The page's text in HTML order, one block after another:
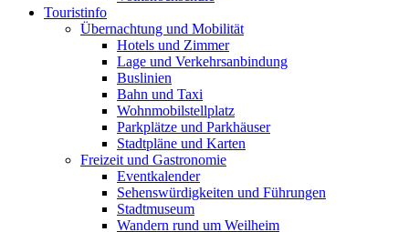
Touristinfo
Übernachtung und Mobilität
Hotels und Zimmer
Lage und Verkehrsanbindung
Buslinien
Bahn und Taxi
Wohnmobilstellplatz
Parkplätze und Parkhäuser
Stadtpläne und Karten
Freizeit und Gastronomie
Eventkalender
Sehenswürdigkeiten und Führungen
Stadtmuseum
Wandern rund um Weilheim